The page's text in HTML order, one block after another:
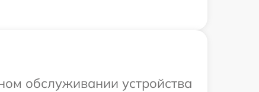
обслуживании устройства